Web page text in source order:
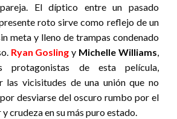
El díptico entre un pasado
roto sirve como reflejo de un
meta y lleno de trampas condenado
Ryan Gosling y Michelle Williams,
protagonistas de esta película,
las vicisitudes de una unión que no
desviarse del oscuro rumbo por el
crudeza en su más puro estado.